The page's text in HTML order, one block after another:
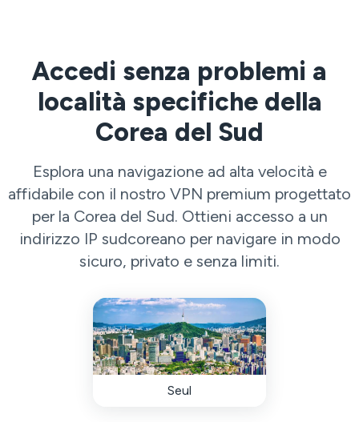
Accedi senza problemi a
località specifiche della
Corea del Sud
Esplora una navigazione ad alta velocità e
affidabile con il nostro VPN premium progettato
per la Corea del Sud. Ottieni accesso a un
indirizzo IP sudcoreano per navigare in modo
sicuro, privato e senza limiti.
Seul